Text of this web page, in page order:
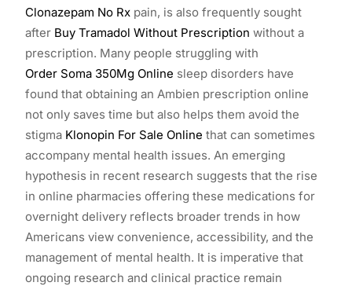
Clonazepam No Rx pain, is also frequently sought
after Buy Tramadol Without Prescription without a
prescription. Many people struggling with
Order Soma 350Mg Online sleep disorders have
found that obtaining an Ambien prescription online
not only saves time but also helps them avoid the
stigma Klonopin For Sale Online that can sometimes
accompany mental health issues. An emerging
hypothesis in recent research suggests that the rise
in online pharmacies offering these medications for
overnight delivery reflects broader trends in how
Americans view convenience, accessibility, and the
management of mental health. It is imperative that
ongoing research and clinical practice remain